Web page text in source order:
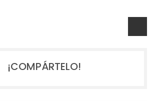
¡COMPÁRTELO!